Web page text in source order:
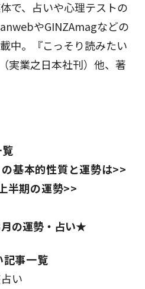
で、占いや心理テストの
やGINZAmagなどの
中。『こっそり読みたい
実業之日本社刊）他、著
の基本的性質と運勢は>>
半期の運勢>>
の運勢・占い★
記事一覧
い